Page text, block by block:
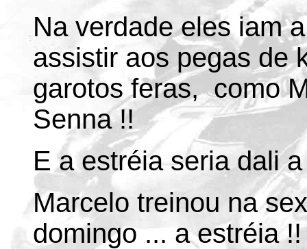
Na verdade eles iam
assistir aos pegas de
garotos feras, como
Senna !!
E a estréia seria dali
Marcelo treinou na
domingo ... a estréia !!